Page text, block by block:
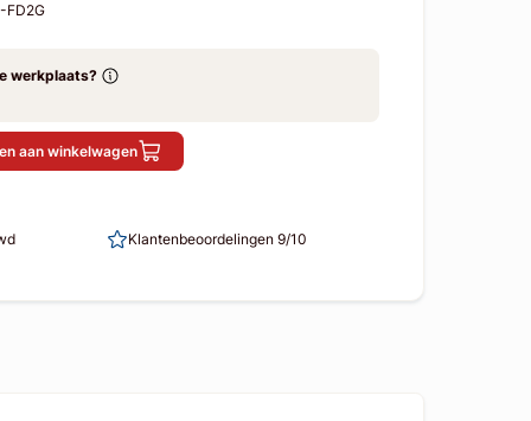
FD2G
werkplaats?
aan winkelwagen
Klantenbeoordelingen 9/10